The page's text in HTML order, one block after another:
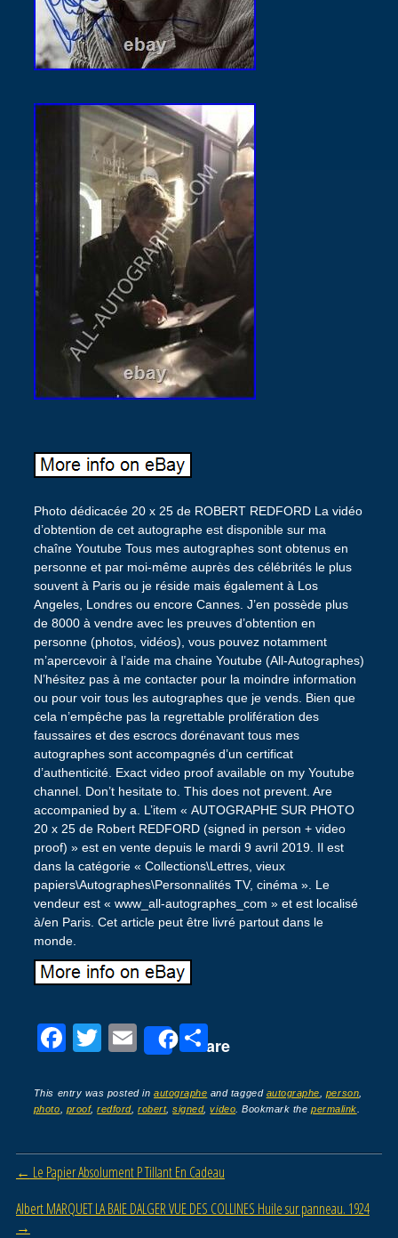
Photo dédicacée 20 x 25 de ROBERT REDFORD La vidéo
d’obtention de cet autographe est disponible sur ma
chaîne Youtube Tous mes autographes sont obtenus en
personne et par moi-même auprès des célébrités le plus
souvent à Paris ou je réside mais également à Los
Angeles, Londres ou encore Cannes. J’en possède plus
de 8000 à vendre avec les preuves d’obtention en
personne (photos, vidéos), vous pouvez notamment
m’apercevoir à l’aide ma chaine Youtube (All-Autographes)
N’hésitez pas à me contacter pour la moindre information
ou pour voir tous les autographes que je vends. Bien que
cela n’empêche pas la regrettable prolifération des
faussaires et des escrocs dorénavant tous mes
autographes sont accompagnés d’un certificat
d’authenticité. Exact video proof available on my Youtube
channel. Don’t hesitate to. This does not prevent. Are
accompanied by a. L’item « AUTOGRAPHE SUR PHOTO
20 x 25 de Robert REDFORD (signed in person + video
proof) » est en vente depuis le mardi 9 avril 2019. Il est
dans la catégorie « Collections\Lettres, vieux
papiers\Autographes\Personnalités TV, cinéma ». Le
vendeur est « www_all-autographes_com » et est localisé
à/en Paris. Cet article peut être livré partout dans le
monde.
F
c
e
b
o
o
T
tt
er
E
ail
Share
P
ta
g
er
This entry was posted inautographe and tagged autographe person
photo
proof,redford,robert,signed,video . Bookmark the permalink
Post navigation
← Le Papier Absolument P Tillant En Cadeau
Albert MARQUET LA BAIE DALGER VUE DES COLLINES Huile sur panneau. 1924
→